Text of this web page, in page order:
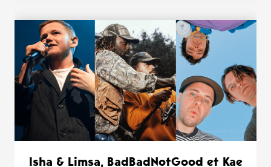
Isha & Limsa, BadBadNotGood et Kae